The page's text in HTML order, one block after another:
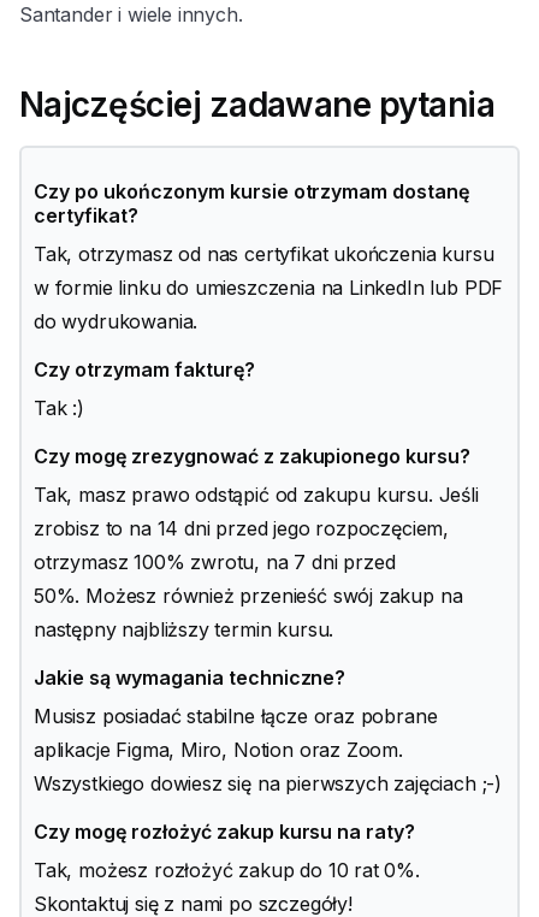
Santander i wiele innych.
Najczęściej zadawane pytania
Czy po ukończonym kursie otrzymam dostanę
certyfikat?
Tak, otrzymasz od nas certyfikat ukończenia kursu
w formie linku do umieszczenia na LinkedIn lub PDF
do wydrukowania.
Czy otrzymam fakturę?
Tak :)
Czy mogę zrezygnować z zakupionego kursu?
Tak, masz prawo odstąpić od zakupu kursu. Jeśli
zrobisz to na 14 dni przed jego rozpoczęciem,
otrzymasz 100% zwrotu, na 7 dni przed
50%. Możesz również przenieść swój zakup na
następny najbliższy termin kursu.
Jakie są wymagania techniczne?
Musisz posiadać stabilne łącze oraz pobrane
aplikacje Figma, Miro, Notion oraz Zoom.
Wszystkiego dowiesz się na pierwszych zajęciach ;-)
Czy mogę rozłożyć zakup kursu na raty?
Tak, możesz rozłożyć zakup do 10 rat 0%.
Skontaktuj się z nami po szczegóły!